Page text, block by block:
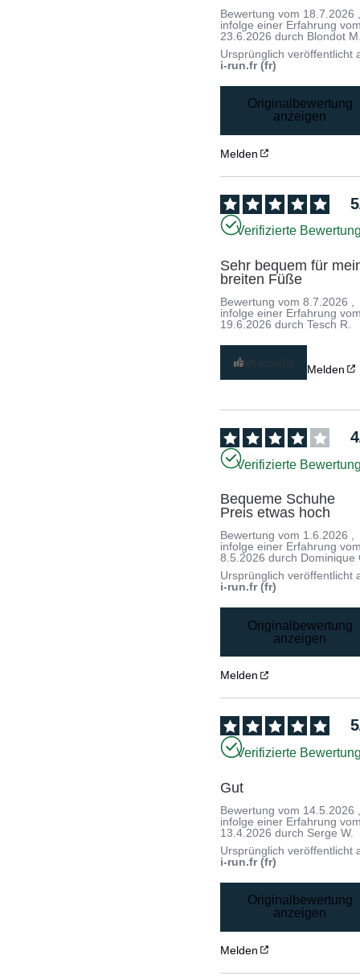
Bewertung vom 18.7.2026
infolge einer Erfahrung
23.6.2026 durch Blondot
Ursprünglich veröffentlicht
i-run.fr (fr)
Originalbewertung
anzeigen
Melden
5
Verifizierte
Sehr bequem für
breiten Füße
Bewertung vom8.7.2026
infolge einer Erfahrung
19.6.2026 durchTesch R.
Hilfreich(0) Melden
4
Verifizierte
Bequeme Schuhe
Preis etwas hoch
Bewertung vom 1.6.2026 ,
infolge einer Erfahrung
8.5.2026 durch Dominique
Ursprünglich veröffentlicht
i-run.fr (fr)
Originalbewertung
anzeigen
Melden
5
Verifizierte
Gut
Bewertung vom 14.5.2026
infolge einer Erfahrung
13.4.2026 durch Serge W.
Ursprünglich veröffentlicht
i-run.fr (fr)
Originalbewertung
anzeigen
Melden